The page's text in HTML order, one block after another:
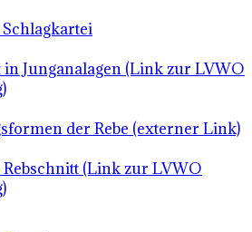
in Junganalagen (Link zur LVWO
der Rebe (externer Link)
Rebschnitt (Link zur LVWO